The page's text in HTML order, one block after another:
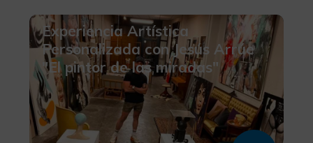
Experiencia Artística
Personalizada con Jesús Arrúe
"El pintor de las miradas"